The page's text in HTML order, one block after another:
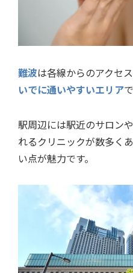
難波は各線からのアクセス
いでに通いやすいエリア
駅周辺には駅近のサロン
れるクリニックが数多く
い点が魅力です。